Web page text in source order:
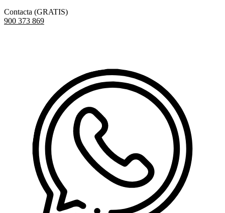
Contacta (GRATIS)
900 373 869